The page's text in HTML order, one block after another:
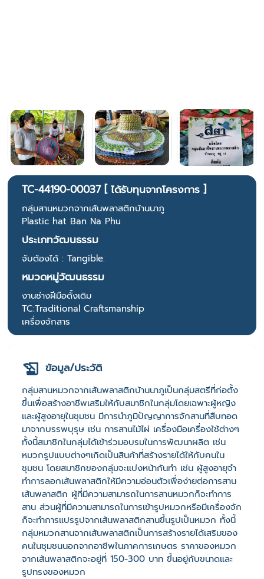
TC-44190-00037 [ ได้รับทุนจากโครงการ ]
กลุ่มสานหมวกจากเส้นพลาสติกบ้านนาภู
Plastic hat Ban Na Phu
ประเภทวัฒนธรรม
จับต้องได้ : Tangible.
หมวดหมู่วัฒนธรรม
งานช่างฝีมือดั้งเดิม
TC:Traditional Craftsmanship
เครื่องจักสาร
ข้อมูล/ประวัติ
กลุ่มสานหมวกจากเส้นพลาสติกบ้านนาภูเป็นกลุ่มสตรีที่ก่อตั้ง
ขึ้นเพื่อสร้างอาชีพเสริมให้กับสมาชิกในกลุ่มโดยเฉพาะผู้หญิง
และผู้สูงอายุในชุมชน มีการนำภูมิปัญญาการจักสานที่สืบทอด
มาจากบรรพบุรุษ เช่น การสานไม้ไผ่ เครื่องมือเครื่องใช้ต่างๆ
ทั้งนี้สมาชิกในกลุ่มได้เข้าร่วมอบรมในการพัฒนาผลิต เช่น
หมวกรูปแบบต่างๆเกิดเป็นสินค้าที่สร้างรายได้ให้กับคนใน
ชุมชน โดยสมาชิกของกลุ่มจะแบ่งหน้ากันทำ เช่น ผู้สูงอายุจำ
ทำการลอกเส้นพลาสติกให้มีความอ่อนตัวเพื่อง่ายต่อการสาน
เส้นพลาสติก ผู้ที่มีความสามารถในการสานหมวกก็จะทำการ
สาน ส่วนผู้ที่มีความสามารถในการเข้ารูปหมวกหรือมีเครื่องจัก
ก็จะทำการแปรรูปจากเส้นพลาสติกสานขึ้นรูปเป็นหมวก ทั้งนี้
กลุ่มหมวกสานจากเส้นพลาสติกเป็นการสร้างรายได้เสริมของ
คนในชุมชนนอกจากอาชีพในภาคการเกษตร ราคาของหมวก
จากเส้นพลาสติกจะอยู่ที่ 150-300 บาท ขึ้นอยู่กับขนาดและ
รูปทรงของหมวก